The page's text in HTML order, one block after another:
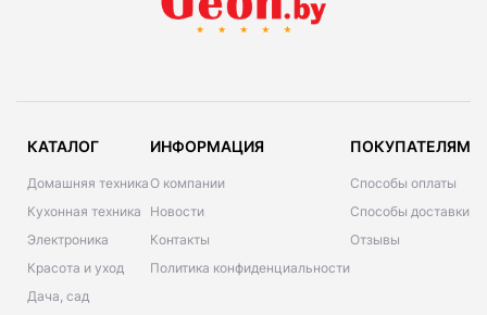
КАТАЛОГ
Домашняя техника
Кухонная техника
Электроника
Красота и уход
Дача, сад
ИНФОРМАЦИЯ
О компании
Новости
Контакты
Политика конфиденциальности
ПОКУПАТЕЛЯМ
Способы оплаты
Способы доставки
Отзывы